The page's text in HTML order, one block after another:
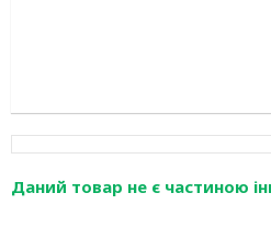
Даний товар не є частиною